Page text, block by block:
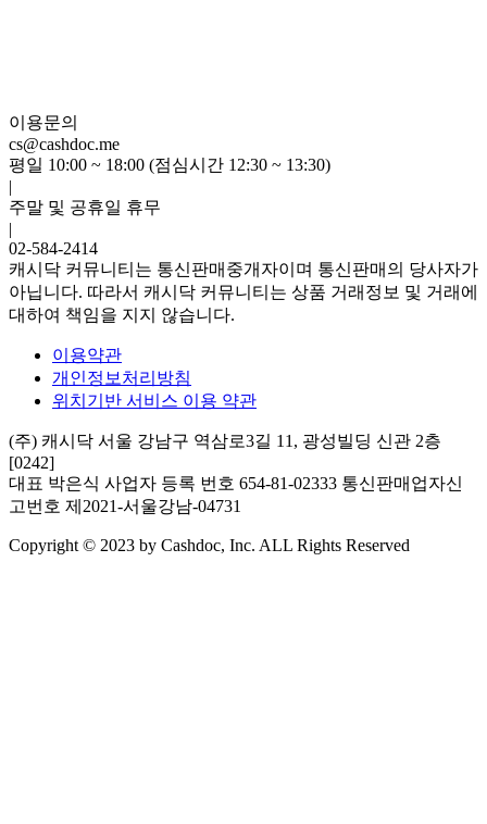
이용문의
cs@cashdoc.me
평일 10:00 ~ 18:00 (점심시간 12:30 ~ 13:30)
|
주말 및 공휴일 휴무
|
02-584-2414
캐시닥 커뮤니티는 통신판매중개자이며 통신판매의 당사자가
아닙니다. 따라서 캐시닥 커뮤니티는 상품 거래정보 및 거래에
대하여 책임을 지지 않습니다.
이용약관
개인정보처리방침
위치기반 서비스 이용 약관
(주) 캐시닥 서울 강남구 역삼로3길 11, 광성빌딩 신관 2층
[0242]
대표 박은식 사업자 등록 번호 654-81-02333 통신판매업자신
고번호 제2021-서울강남-04731
Copyright © 2023 by Cashdoc, Inc. ALL Rights Reserved